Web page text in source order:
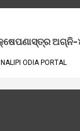
ଅଗ୍ନି-
ODIA PORTAL